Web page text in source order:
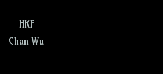
HKF
Chan Wu